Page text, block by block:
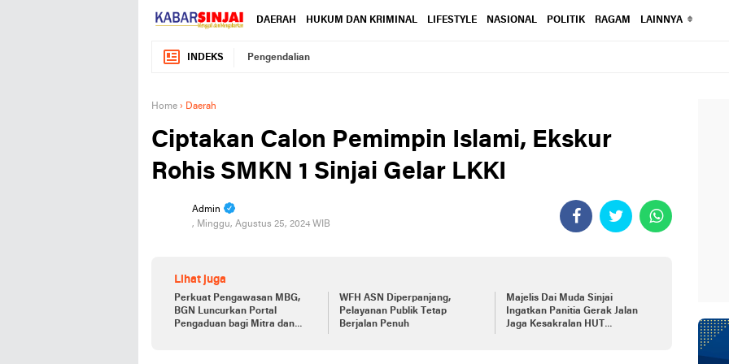
DAERAH HUKUM DAN KRIMINAL LIFESTYLE NASIONAL POLITIK RAGAM LAINNYA
INDEKS Pengendalian
Home › Daerah
Ciptakan Calon Pemimpin Islami, Ekskur
Rohis SMKN 1 Sinjai Gelar LKKI
Admin
, Minggu, Agustus 25, 2024 WIB
Lihat juga
Perkuat Pengawasan MBG,
BGN Luncurkan Portal
Pengaduan bagi Mitra dan
WFH ASN Diperpanjang,
Pelayanan Publik Tetap
Berjalan Penuh
Majelis Dai Muda Sinjai
Ingatkan Panitia Gerak Jalan
Jaga Kesakralan HUT